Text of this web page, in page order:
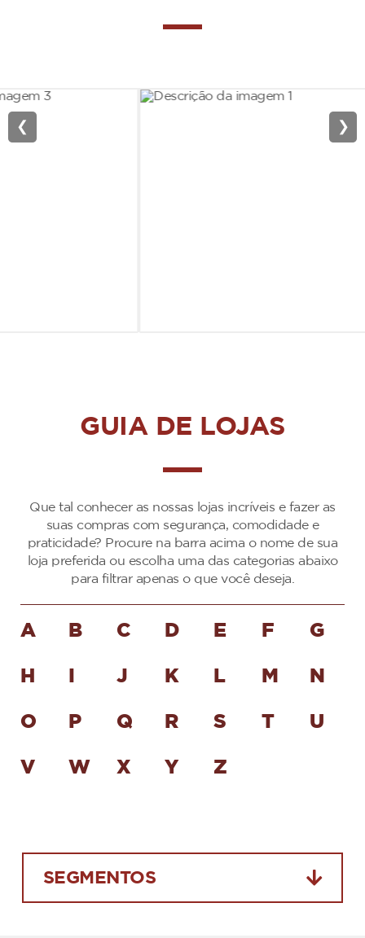
❮ ❯
GUIA DE LOJAS
Que tal conhecer as nossas lojas incríveis e fazer as
suas compras com segurança, comodidade e
praticidade? Procure na barra acima o nome de sua
loja preferida ou escolha uma das categorias abaixo
para filtrar apenas o que você deseja.
A B C D E F G
H J K L M N
O P Q R S T U
V W X Y Z
SEGMENTOS